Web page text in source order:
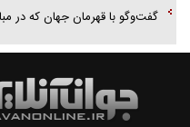
گفت‌وگو با قهرمان جهان که در